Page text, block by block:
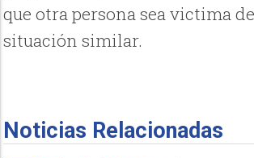
que otra persona sea victima
situación similar.
Noticias Relacionadas